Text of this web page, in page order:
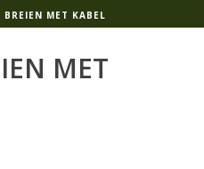
BREIEN MET KABEL
MET